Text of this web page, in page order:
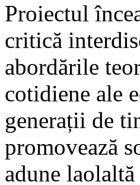
Proiectul
critică
abordările
cotidiene ale
generații de
promovează
adune